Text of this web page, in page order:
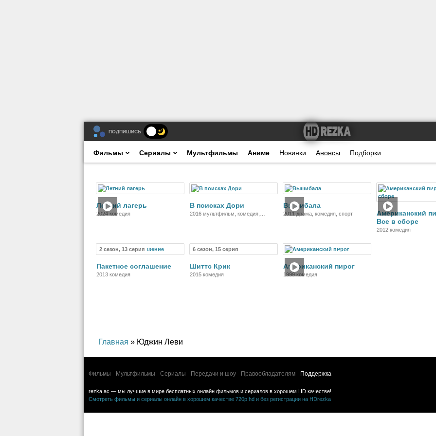
ПОДПИШИСЬ
Фильмы Сериалы Мультфильмы Аниме Новинки Анонсы Подборки
Летний лагерь
2024 комедия
Мультфильм
В поисках Дори
2016 мультфильм, комедия,
Вышибала
2011 драма, комедия, спорт
Американский
Все в сборе
2012 комедия
2 сезон, 13 серия Сериал
Пакетное соглашение
2013 комедия
6 сезон, 15 серия
Шиттс Крик
2015 комедия
Фильм
Американский пирог
1999 комедия
Главная » Юджин Леви
Фильмы Мультфильмы Сериалы Передачи и шоу Правообладателям Поддержка
rezka.ac — мы лучшие в мире бесплатных онлайн фильмов и сериалов в хорошем HD качестве!
Смотреть фильмы и сериалы онлайн в хорошем качестве 720p hd и без регистрации на HDrezka